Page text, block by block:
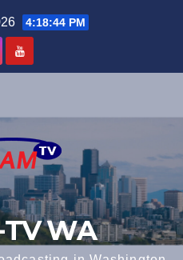
4:18:44 PM
WA